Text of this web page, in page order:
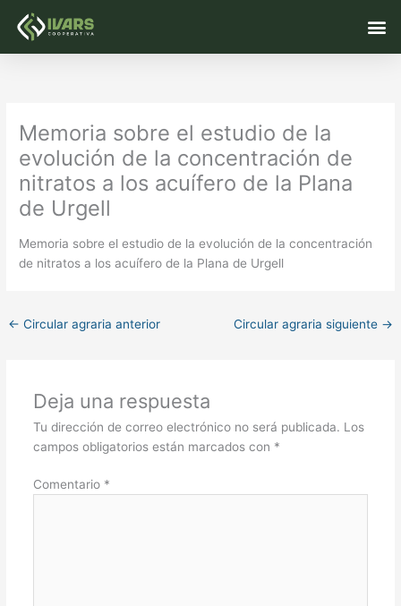
Memoria sobre el estudio de la
evolución de la concentración de
nitratos a los acuífero de la Plana
de Urgell
Memoria sobre el estudio de la evolución de la concentración
de nitratos a los acuífero de la Plana de Urgell
← Circular agraria anterior Circular agraria siguiente →
Deja una respuesta
Tu dirección de correo electrónico no será publicada. Los
campos obligatorios están marcados con *
Comentario *